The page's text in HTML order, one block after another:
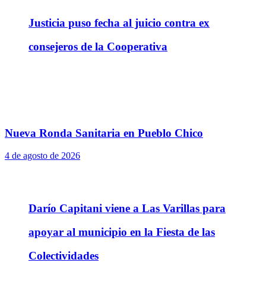
Justicia puso fecha al juicio contra ex
consejeros de la Cooperativa
Darío Capitani viene a Las Varillas para
apoyar al municipio en la Fiesta de las
Colectividades
Nueva Ronda Sanitaria en Pueblo Chico
4 de agosto de 2026